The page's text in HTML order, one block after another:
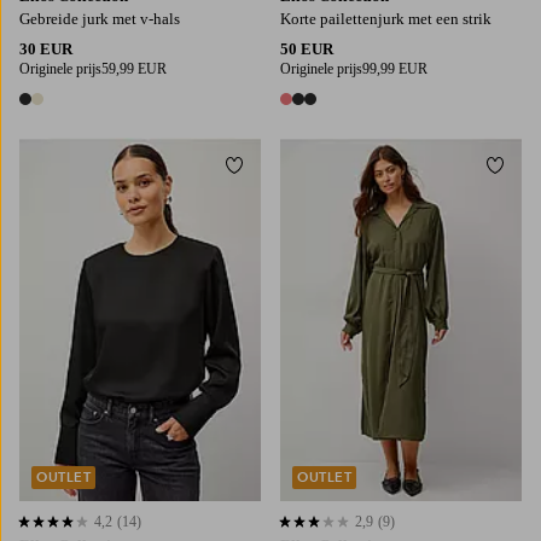
Gebreide jurk met v-hals
30 EUR
Originele prijs59,99 EUR
2 kleuren
Korte pailettenjurk met een strik
50 EUR
Originele prijs99,99 EUR
3 kleuren
4,2 op basis van 14 beoordelingen
4,2 (14)
OUTLET
Toevoegen aan favorieten
2,9 op basis van 9 beoordelingen
2,9 (9)
OUTLET